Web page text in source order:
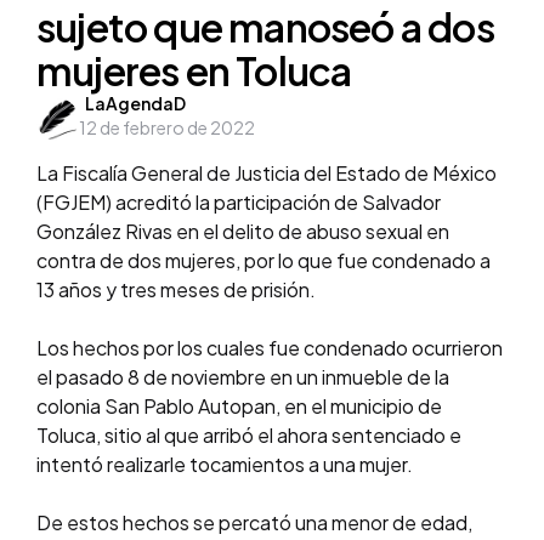
sujeto que manoseó a dos
mujeres en Toluca
Posted
by
LaAgendaD
12 de febrero de 2022
La Fiscalía General de Justicia del Estado de México
(FGJEM) acreditó la participación de Salvador
González Rivas en el delito de abuso sexual en
contra de dos mujeres, por lo que fue condenado a
13 años y tres meses de prisión.
Los hechos por los cuales fue condenado ocurrieron
el pasado 8 de noviembre en un inmueble de la
colonia San Pablo Autopan, en el municipio de
Toluca, sitio al que arribó el ahora sentenciado e
intentó realizarle tocamientos a una mujer.
De estos hechos se percató una menor de edad,